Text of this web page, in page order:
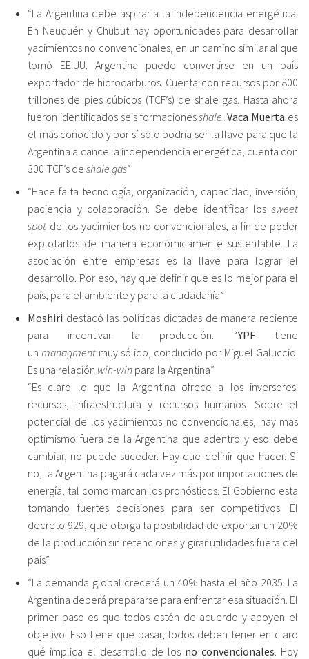
“La Argentina debe aspirar a la independencia energética.
En Neuquén y Chubut hay oportunidades para desarrollar
yacimientos no convencionales, en un camino similar al que
tomó EE.UU. Argentina puede convertirse en un país
exportador de hidrocarburos. Cuenta con recursos por 800
trillones de pies cúbicos (TCF’s) de shale gas. Hasta ahora
fueron identificados seis formacionesshale .Vaca Muerta es
el más conocido y por sí solo podría ser la llave para que la
Argentina alcance la independencia energética, cuenta con
300 TCF’s de shale gas“
“Hace falta tecnología, organización, capacidad, inversión,
paciencia y colaboración. Se debe identificar los sweet
spot de los yacimientos no convencionales, a fin de poder
explotarlos de manera económicamente sustentable. La
asociación entre empresas es la llave para lograr el
desarrollo. Por eso, hay que definir que es lo mejor para el
país, para el ambiente y para la ciudadanía”
Moshiri destacó las políticas dictadas de manera reciente
para incentivar la producción. “YPFtiene
un managment muy sólido, conducido por Miguel Galuccio.
Es una relación win-win para la Argentina”
“Es claro lo que la Argentina ofrece a los inversores:
recursos, infraestructura y recursos humanos. Sobre el
potencial de los yacimientos no convencionales, hay mas
optimismo fuera de la Argentina que adentro y eso debe
cambiar, no puede suceder. Hay que definir que hacer. Si
no, la Argentina pagará cada vez más por importaciones de
energía, tal como marcan los pronósticos. El Gobierno esta
tomando fuertes decisiones para ser competitivos. El
decreto 929, que otorga la posibilidad de exportar un 20%
de la producción sin retenciones y girar utilidades fuera del
país”
“La demanda global crecerá un 40% hasta el año 2035. La
Argentina deberá prepararse para enfrentar esa situación. El
primer paso es que todos estén de acuerdo y apoyen el
objetivo. Eso tiene que pasar, todos deben tener en claro
qué implica el desarrollo de los no convencionales . Hoy